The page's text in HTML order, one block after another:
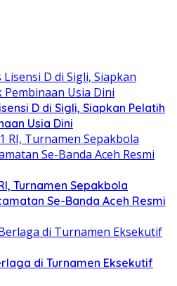
D di Sigli, Siapkan Pelatih
Usia Dini
Turnamen Sepakbola
Se-Banda Aceh Resmi
di Turnamen Eksekutif